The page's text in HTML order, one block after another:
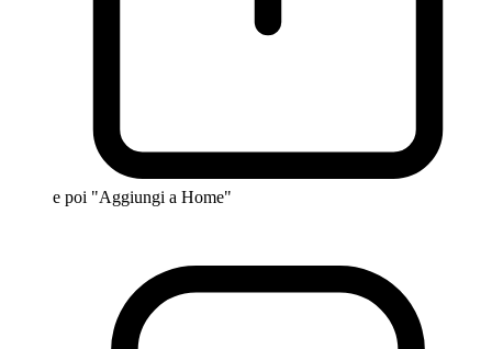
e poi "Aggiungi a Home"